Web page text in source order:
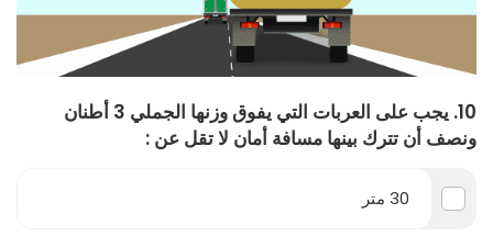
10. يجب على العربات التي يفوق وزنها الجملي 3 أطنان
ونصف أن تترك بينها مسافة أمان لا تقل عن :
30 متر